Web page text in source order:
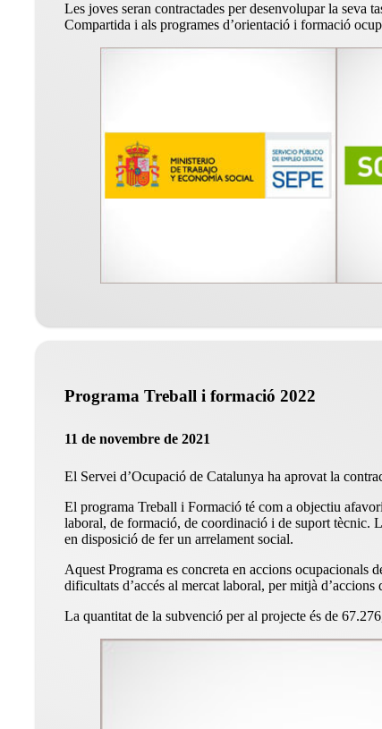
Les joves seran contractades per desenvolupar la seva
Compartida i als programes d’orientació i formació
Programa Treball i formació 2022
11 de novembre de 2021
El Servei d’Ocupació de Catalunya ha aprovat la
El programa Treball i Formació té com a objectiu
laboral, de formació, de coordinació i de suport tècnic.
en disposició de fer un arrelament social.
Aquest Programa es concreta en accions ocupacionals
dificultats d’accés al mercat laboral, per mitjà
La quantitat de la subvenció per al projecte és de